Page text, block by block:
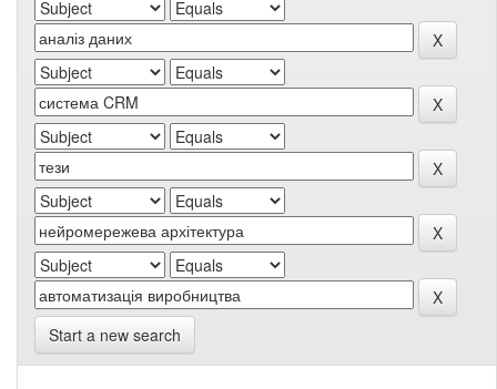
Start a new search